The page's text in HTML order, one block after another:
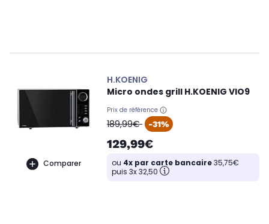
Comparer
H.KOENIG
Micro ondes grill H.KOENIG VIO9
Prix de référence
oldPrice
189,99€ -31%
129,99€
ou 4x par carte bancaire35,75€
puis 3x 32,50